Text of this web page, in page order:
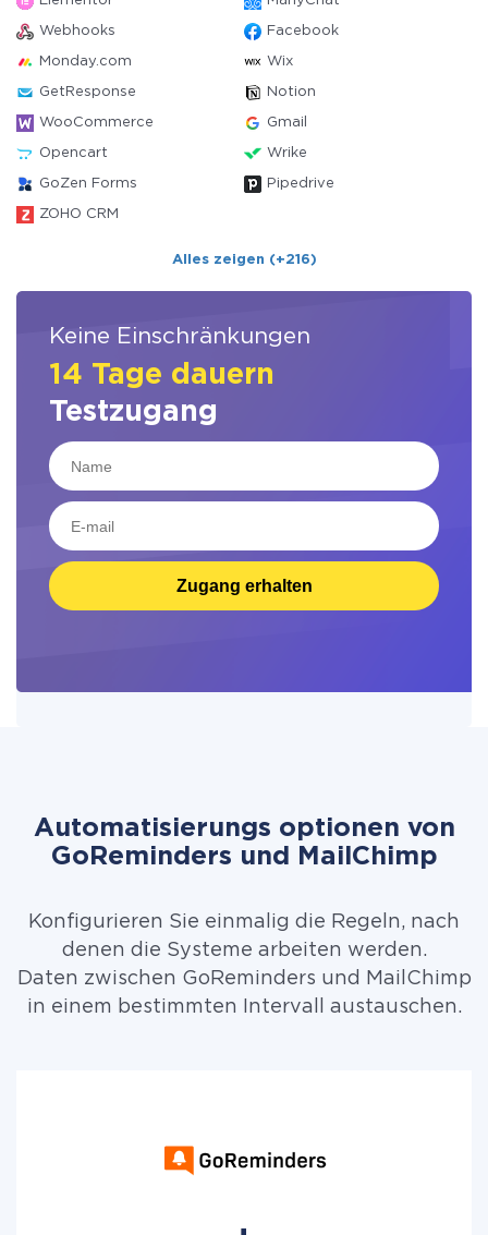
Webhooks Facebook
Monday.com Wix
GetResponse Notion
WooCommerce Gmail
Opencart Wrike
GoZen Forms Pipedrive
ZOHO CRM
Alles zeigen (+216)
Keine Einschränkungen
14 Tage dauern
Testzugang
Zugang erhalten
Automatisierungs optionen von
GoReminders und MailChimp
Konfigurieren Sie einmalig die Regeln, nach
denen die Systeme arbeiten werden.
Daten zwischen GoReminders und MailChimp
in einem bestimmten Intervall austauschen.